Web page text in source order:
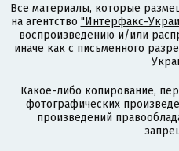
Все материалы, которые
на агентство "Интерфакс-
воспроизведению и/или
иначе как с письменного
Какое-либо копирование,
фотографических
произведений